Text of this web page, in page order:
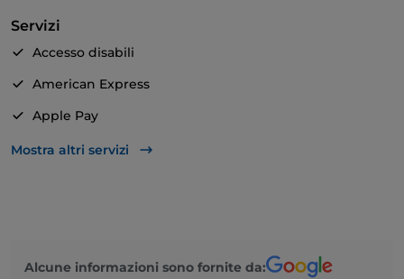
Servizi
Accesso disabili
American Express
Apple Pay
Wi-Fi
Mostra altri servizi
Alcune informazioni sono fornite da: